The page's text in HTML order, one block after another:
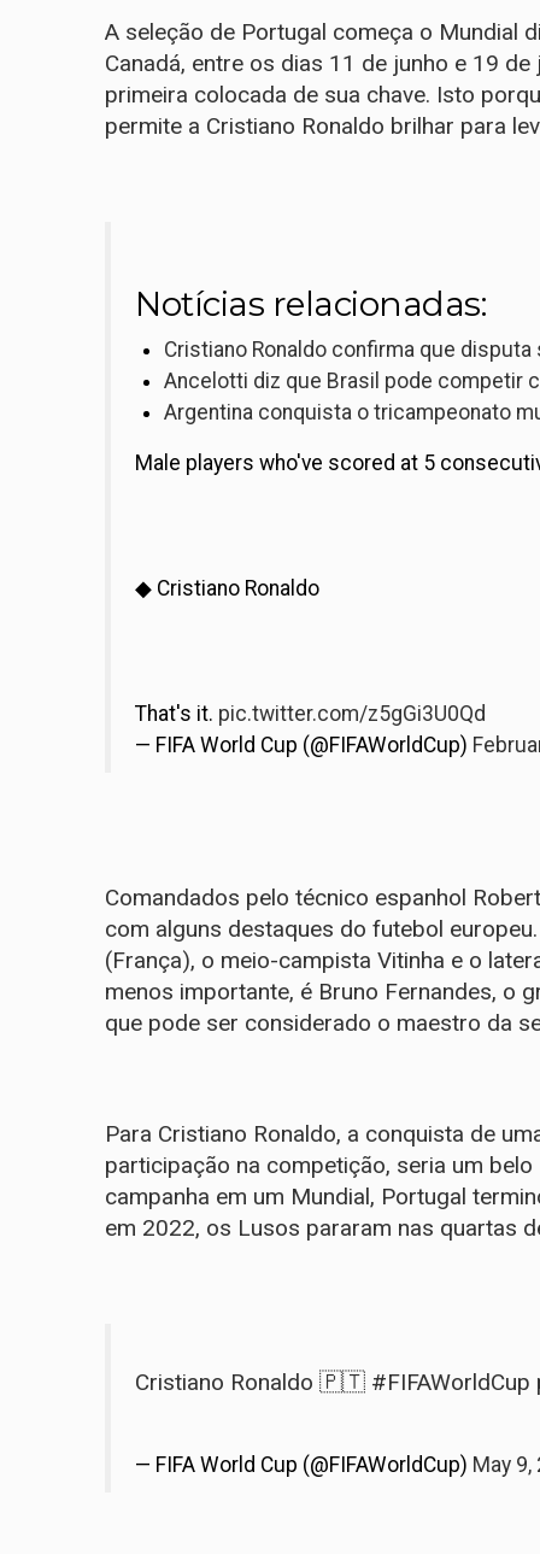
A seleção de Portugal começa o Mundial
Canadá, entre os dias 11 de junho e 19
primeira colocada de sua chave. Isto
permite a Cristiano Ronaldo brilhar para
Notícias relacionadas:
Cristiano Ronaldo confirma que
Ancelotti diz que Brasil pode competir
Argentina conquista o tricampeonato
Male players who've scored at 5
◆ Cristiano Ronaldo
That's it. pic.twitter.com/z5gGi3U0Qd
— FIFA World Cup (@FIFAWorldCup)
Comandados pelo técnico espanhol
com alguns destaques do futebol
(França), o meio-campista Vitinha e o
menos importante, é Bruno Fernandes, o
que pode ser considerado o maestro da
Para Cristiano Ronaldo, a conquista de
participação na competição, seria um
campanha em um Mundial, Portugal
em 2022, os Lusos pararam nas quartas
Cristiano Ronaldo 🇵🇹 #FIFAWorldCup
— FIFA World Cup (@FIFAWorldCup) May 9,